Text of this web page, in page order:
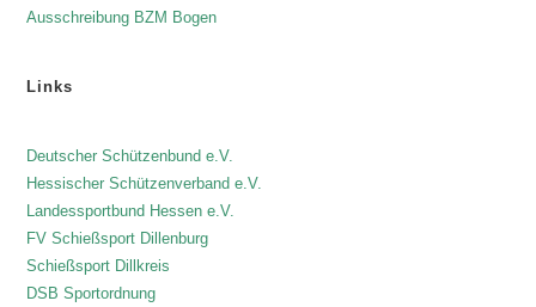
Ausschreibung BZM Bogen
Links
Deutscher Schützenbund e.V.
Hessischer Schützenverband e.V.
Landessportbund Hessen e.V.
FV Schießsport Dillenburg
Schießsport Dillkreis
DSB Sportordnung